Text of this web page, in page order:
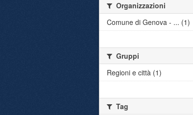
Organizzazioni
Comune di Genova - ... (1)
Gruppi
Regioni e città (1)
Tag